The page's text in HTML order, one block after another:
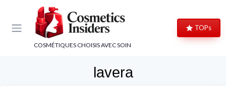
COSMÉTIQUES CHOISIS AVEC SOIN
TOPs
lavera
Panneau de gestion des cookies